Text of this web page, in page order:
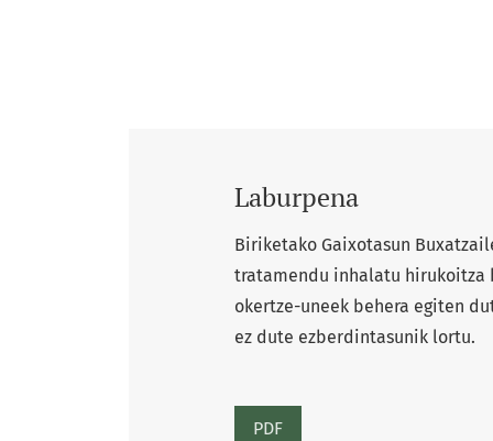
Laburpena
Biriketako Gaixotasun
tratamendu inhalatu hirukoitza
okertze-uneek behera egiten
ez dute ezberdintasunik lortu.
PDF